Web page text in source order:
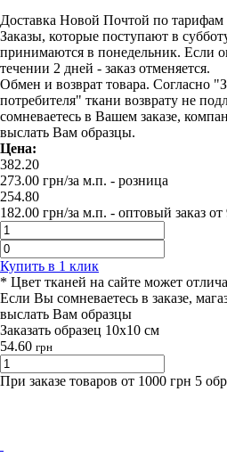
Доставка Новой Почтой по тарифам
Заказы, которые поступают в
принимаются в понедельник. Если
течении 2 дней - заказ отменяется.
Обмен и возврат товара. Согласно
потребителя" ткани возврату не
сомневаетесь в Вашем заказе,
выслать Вам образцы.
Цена:
382.20
273.00 грн/за м.п. - розница
254.80
182.00 грн/за м.п. - оптовый заказ от
Купить в 1 клик
* Цвет тканей на сайте может
Если Вы сомневаетесь в заказе,
выслать Вам образцы
Заказать образец 10х10 см
54.60 грн
При заказе товаров от 1000 грн 5